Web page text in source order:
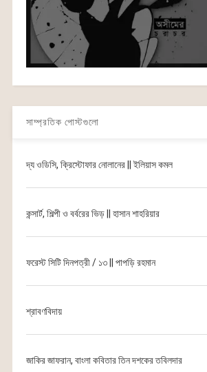
সাম্প্রতিক পোস্টগুলো
দ্য ওডিসি, ক্রিস্টোফার নোলানের || ইলিয়াস কমল
কন্সার্ট, শিল্পী ও বর্বরের ভিড় || হাসান শাহরিয়ার
ফরেস্ট সিটি দিনপত্রী / ১৩ || পাপড়ি রহমান
শ্রাবণবিদায়
জাকির জাফরান, বাংলা কবিতার তিন দশকের তবিলদার